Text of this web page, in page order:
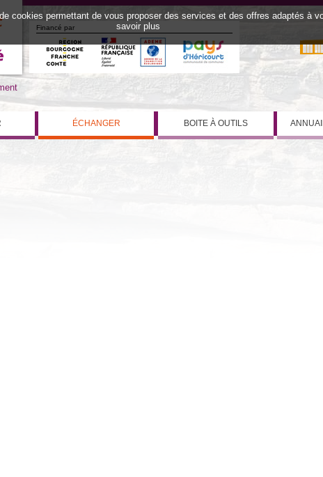
Financé par
ÉCHANGER BOITE À OUTILS
cookies permettant de vous proposer des services et des offres adaptés à
savoir plus